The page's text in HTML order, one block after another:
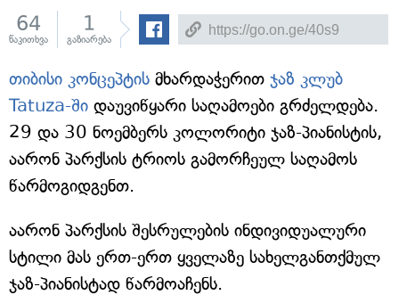
64
წაკითხვა
1
გაზიარება
თიბისი კონცეპტის მხარდაჭერით ჯაზ კლუბ
Tatuza-ში დაუვიწყარი საღამოები გრძელდება.
29 და 30 ნოემბერს კოლორიტი ჯაზ-პიანისტის,
აარონ პარქსის ტრიოს გამორჩეულ საღამოს
წარმოგიდგენთ.
აარონ პარქსის შესრულების ინდივიდუალური
სტილი მას ერთ-ერთ ყველაზე სახელგანთქმულ
ჯაზ-პიანისტად წარმოაჩენს.